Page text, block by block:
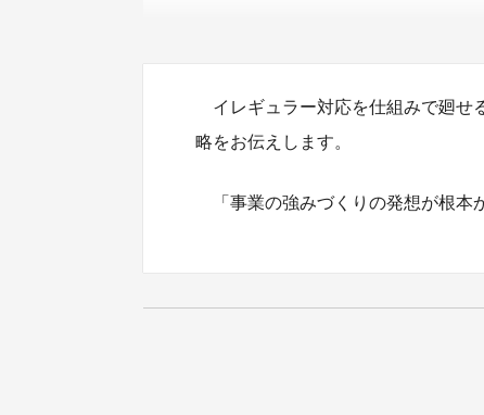
イレギュラー対応を仕組みで廻せ
略をお伝えします。
「事業の強みづくりの発想が根